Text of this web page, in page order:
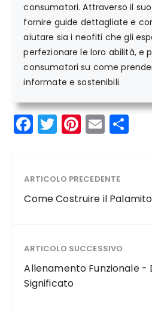
consumatori. Attraverso il
fornire guide dettagliate e
aiutare sia i neofiti che gli
perfezionare le loro abilità, e
consumatori su come
informate e sostenibili.
F
a
e
b
o
k
T
w
te
r
Pi
n
re
st
E
m
l
vi
ARTICOLO PRECEDENTE
Come Costruire il
ARTICOLO SUCCESSIVO
Allenamento Funzionale -
Significato